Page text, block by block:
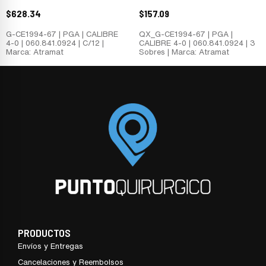
$628.34
G-CE1994-67 | PGA | CALIBRE
4-0 | 060.841.0924 | C/12 |
Marca: Atramat
$157.09
QX_G-CE1994-67 | PGA |
CALIBRE 4-0 | 060.841.0924 | 3
Sobres | Marca: Atramat
PRODUCTOS
Envíos y Entregas
Cancelaciones y Reembolsos